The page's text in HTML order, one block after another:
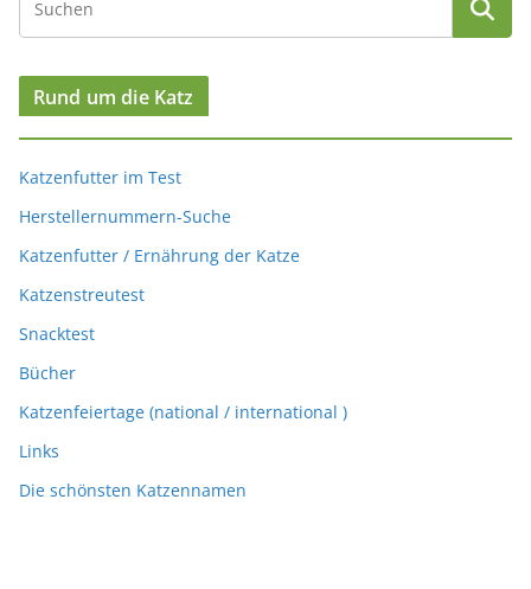
Rund um die Katz
Katzenfutter im Test
Herstellernummern-Suche
Katzenfutter / Ernährung der Katze
Katzenstreutest
Snacktest
Bücher
Katzenfeiertage (national / international )
Links
Die schönsten Katzennamen